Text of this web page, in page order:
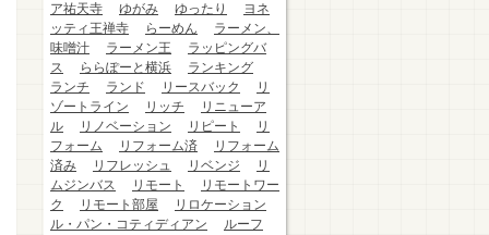
ア祐天寺
ゆがみ ゆったり
ヨネ
ッティ王禅寺
らーめん
ラーメン、
味噌汁
ラーメン王
ラッピングバ
ス
ららぽーと横浜
ランキング
ランチ
ランド リースバック
リ
ゾートライン
リッチ
リニューア
ル
リノベーション リピート
リ
フォーム
リフォーム済
リフォーム
済み
リフレッシュ リベンジ
リ
ムジンバス
リモート
リモートワー
ク
リモート部屋
リロケーション
ル・パン・コティディアン
ルーフ